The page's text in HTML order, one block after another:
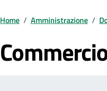
Home / Amministrazione /